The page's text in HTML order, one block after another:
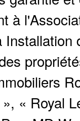
à
« Royal